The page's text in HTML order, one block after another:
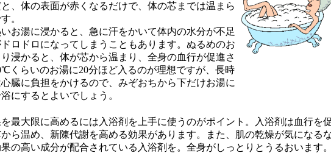
、体の表面が赤くなるだけで、体の芯までは温まら
。
お湯に浸かると、急に汗をかいて体内の水分が不足
ロドロになってしまうこともあります。ぬるめのお
浸かると、体が芯から温まり、全身の血行が促進さ
くらいのお湯に20分ほど入るのが理想ですが、長時
臓に負担をかけるので、みぞおちから下だけお湯に
にするとよいでしょう。
最大限に高めるには入浴剤を上手に使うのがポイント。入浴剤は血行を促
から温め、新陳代謝を高める効果があります。また、肌の乾燥が気になる
の高い成分が配合されている入浴剤を。全身がしっとりとうるおいます。